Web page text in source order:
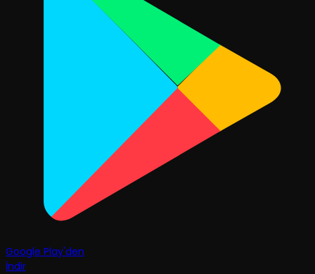
Google Play'den
İndir